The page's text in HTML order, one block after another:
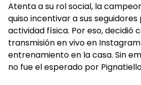
Atenta a su rol social, la
quiso incentivar a sus
actividad física. Por eso, decidió
transmisión en vivo en
entrenamiento en la casa. Sin
no fue el esperado por